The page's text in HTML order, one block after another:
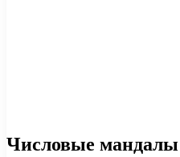
Числовые